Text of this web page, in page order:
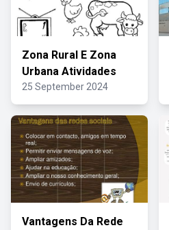
Zona Rural E Zona
Urbana Atividades
25 September 2024
Vantagens Da Rede